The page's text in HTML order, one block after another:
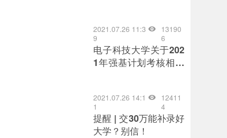
2021.07.26 11:3
9
13190
6
电子科技大学关于202
1年强基计划考核相关
2021.07.26 14:1
1
12411
4
提醒 | 交30万能补录好
大学？别信！